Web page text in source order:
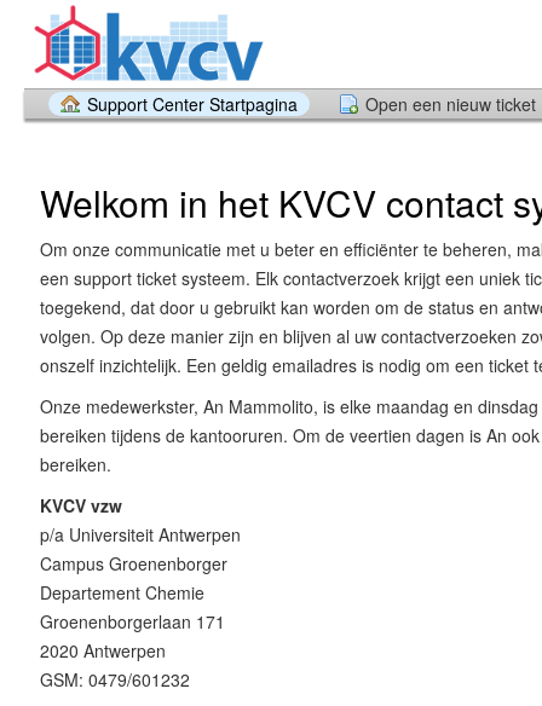
Support Center Startpagina Open een nieuw ticket
Welkom in het KVCV contact
Om onze communicatie met u beter en efficiënter te beheren,
een support ticket systeem. Elk contactverzoek krijgt een uniek
toegekend, dat door u gebruikt kan worden om de status en
volgen. Op deze manier zijn en blijven al uw contactverzoeken
onszelf inzichtelijk. Een geldig emailadres is nodig om een ticket
Onze medewerkster, An Mammolito, is elke maandag en
bereiken tijdens de kantooruren. Om de veertien dagen is An
bereiken.
KVCV vzw
p/a Universiteit Antwerpen
Campus Groenenborger
Departement Chemie
Groenenborgerlaan 171
2020 Antwerpen
GSM: 0479/601232